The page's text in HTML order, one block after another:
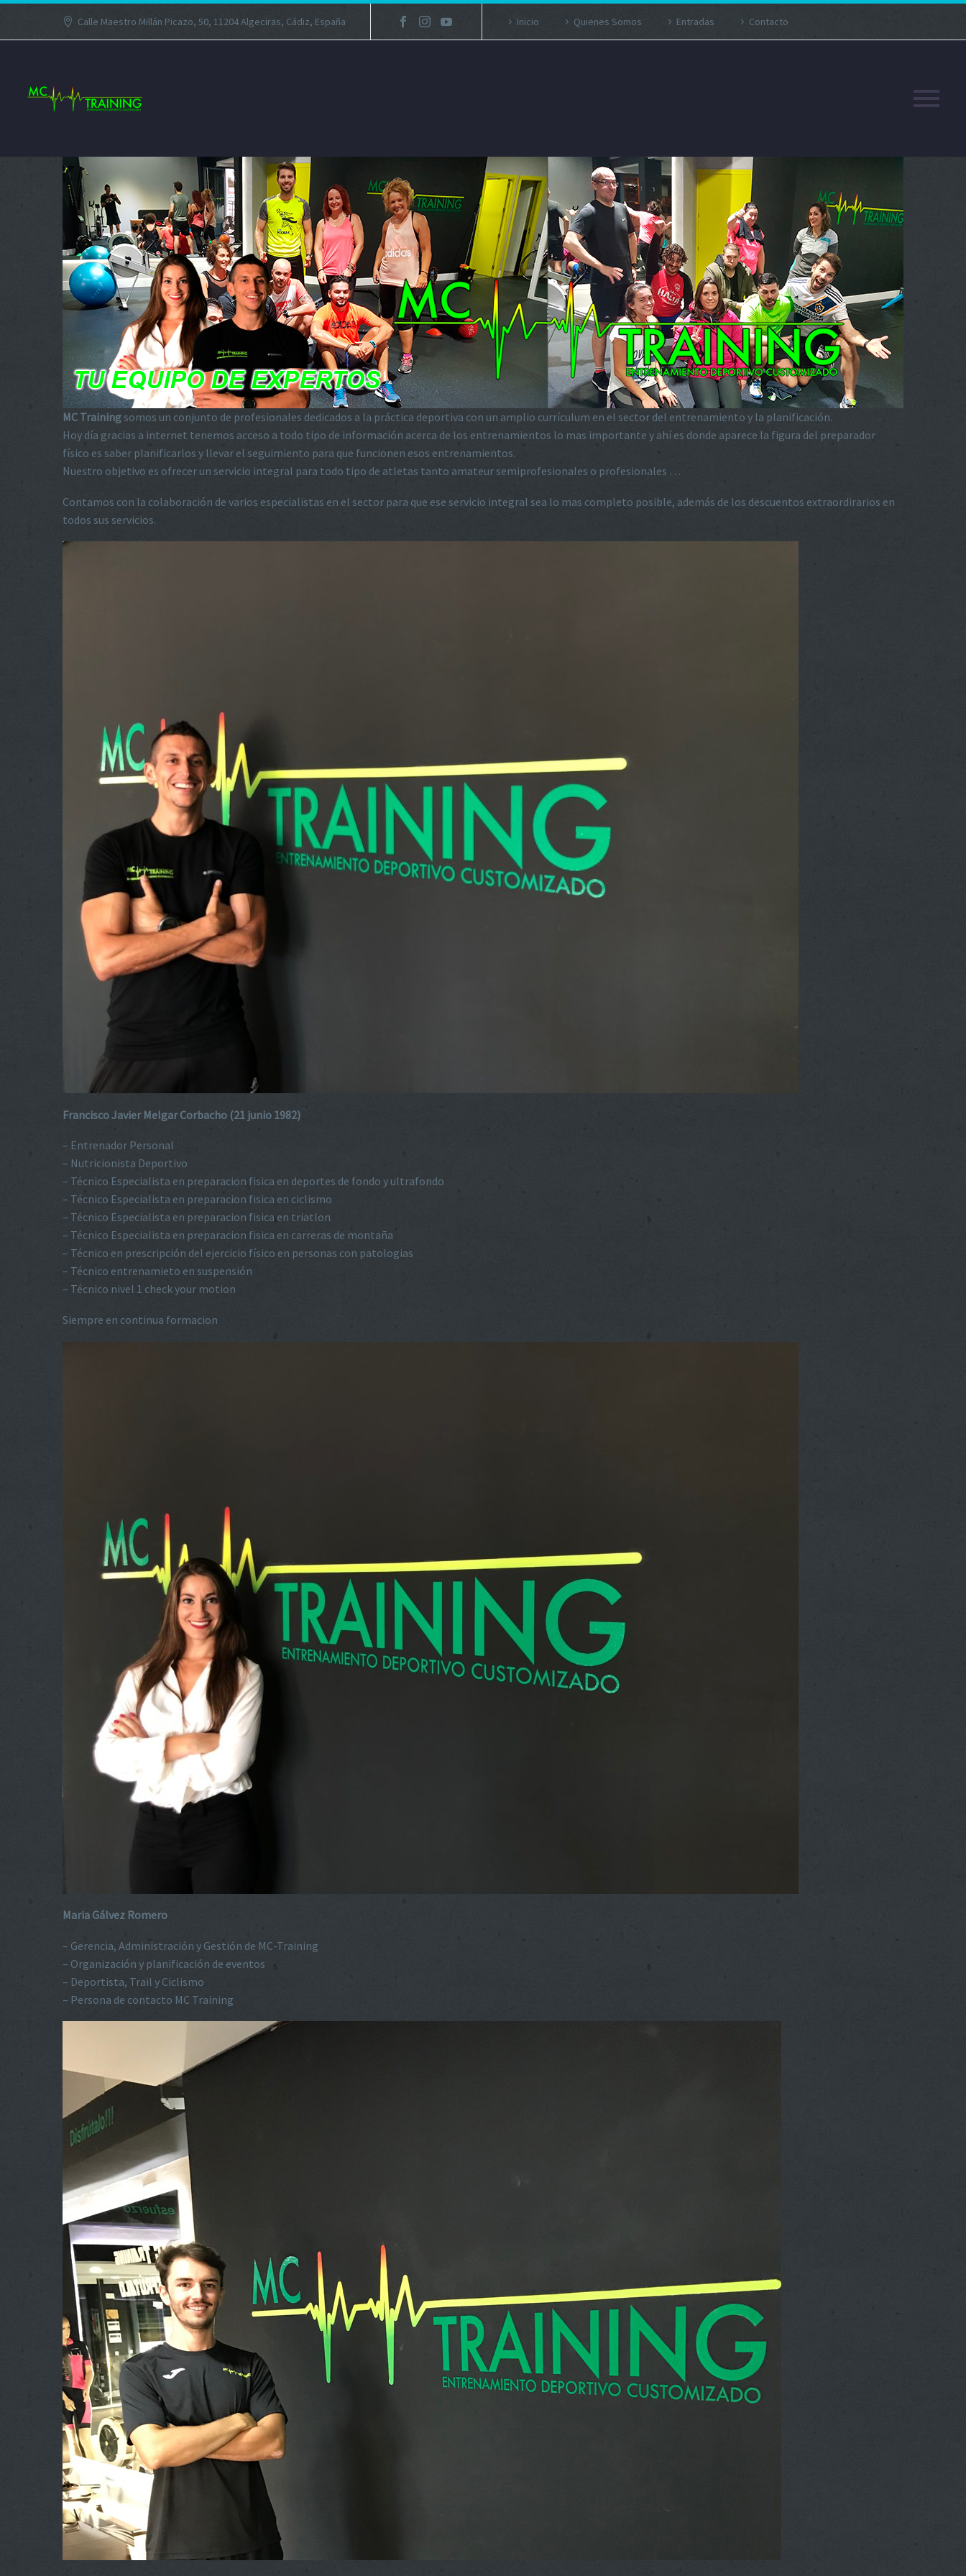
Calle Maestro Millán Picazo, 50, 11204 Algeciras, Cádiz, España Inicio Quienes Somos Entradas Contacto
MC Trainingsomos un conjunto de profesionales dedicados a la práctica deportiva con un amplio currículum en el sector del entrenamiento y la planificación.
Hoy día gracias a internet tenemos acceso a todo tipo de información acerca de los entrenamientos lo mas importante y ahí es donde aparece la figura del preparador
físico es saber planificarlos y llevar el seguimiento para que funcionen esos entrenamientos.
Nuestro objetivo es ofrecer un servicio integral para todo tipo de atletas tanto amateur semiprofesionales o profesionales …
Contamos con la colaboración de varios especialistas en el sector para que ese servicio integral sea lo mas completo posible, además de los descuentos extraordirarios en
todos sus servicios.
Francisco Javier Melgar Corbacho (21 junio 1982)
– Entrenador Personal
– Nutricionista Deportivo
– Técnico Especialista en preparacion fisica en deportes de fondo y ultrafondo
– Técnico Especialista en preparacion fisica en ciclismo
– Técnico Especialista en preparacion fisica en triatlon
– Técnico Especialista en preparacion fisica en carreras de montaña
– Técnico en prescripción del ejercicio físico en personas con patologias
– Técnico entrenamieto en suspensión
– Técnico nivel 1 check your motion
Siempre en continua formacion
Maria Gálvez Romero
– Gerencia, Administración y Gestión de MC-Training
– Organización y planificación de eventos
– Deportista, Trail y Ciclismo
– Persona de contacto MC Training